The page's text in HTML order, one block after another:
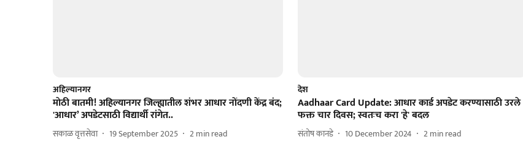
अहिल्यानगर
माेठी बातमी! अहिल्यानगर जिल्ह्यातील शंभर आधार नोंदणी केंद्र बंद;
'आधार’ अपडेटसाठी विद्यार्थी रांगेत..
सकाळ वृत्तसेवा 19 September 2025 2min read
देश
Aadhaar Card Update: आधार कार्ड अपडेट करण्यासाठी उरले
फक्त चार दिवस; स्वतःच करा 'हे' बदल
संतोष कानडे 10 December 2024 2min read